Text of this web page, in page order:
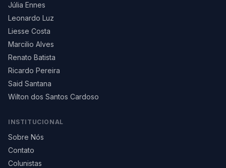
Júlia Ennes
Leonardo Luz
Liesse Costa
Marcilio Alves
Renato Batista
Ricardo Pereira
Said Santana
Wilton dos Santos Cardoso
INSTITUCIONAL
Sobre Nós
Contato
Colunistas